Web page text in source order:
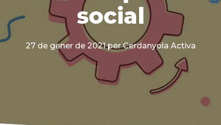
social
27 de gener de 2021 per Cerdanyola Activa